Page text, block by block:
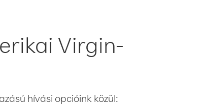
Virgin-
hívási opcióink közül: